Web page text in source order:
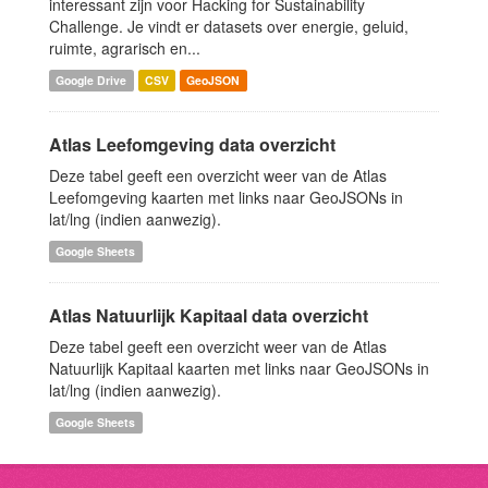
interessant zijn voor Hacking for Sustainability
Challenge. Je vindt er datasets over energie, geluid,
ruimte, agrarisch en...
Google Drive CSV GeoJSON
Atlas Leefomgeving data overzicht
Deze tabel geeft een overzicht weer van de Atlas
Leefomgeving kaarten met links naar GeoJSONs in
lat/lng (indien aanwezig).
Google Sheets
Atlas Natuurlijk Kapitaal data overzicht
Deze tabel geeft een overzicht weer van de Atlas
Natuurlijk Kapitaal kaarten met links naar GeoJSONs in
lat/lng (indien aanwezig).
Google Sheets